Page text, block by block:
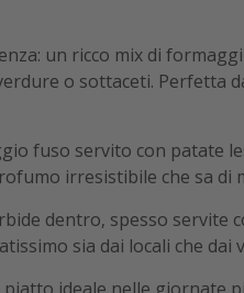
un ricco mix di
o sottaceti. Perfetta
fuso servito con patate
irresistibile che sa di
dentro, spesso servite
sia dai locali che dai
ideale nelle giornate